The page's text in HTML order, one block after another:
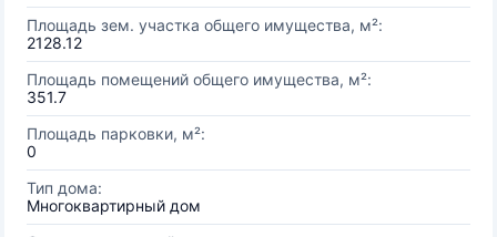
Площадь зем. участка общего имущества, м²:
2128.12
Площадь помещений общего имущества, м²:
351.7
Площадь парковки, м²:
0
Тип дома:
Многоквартирный дом